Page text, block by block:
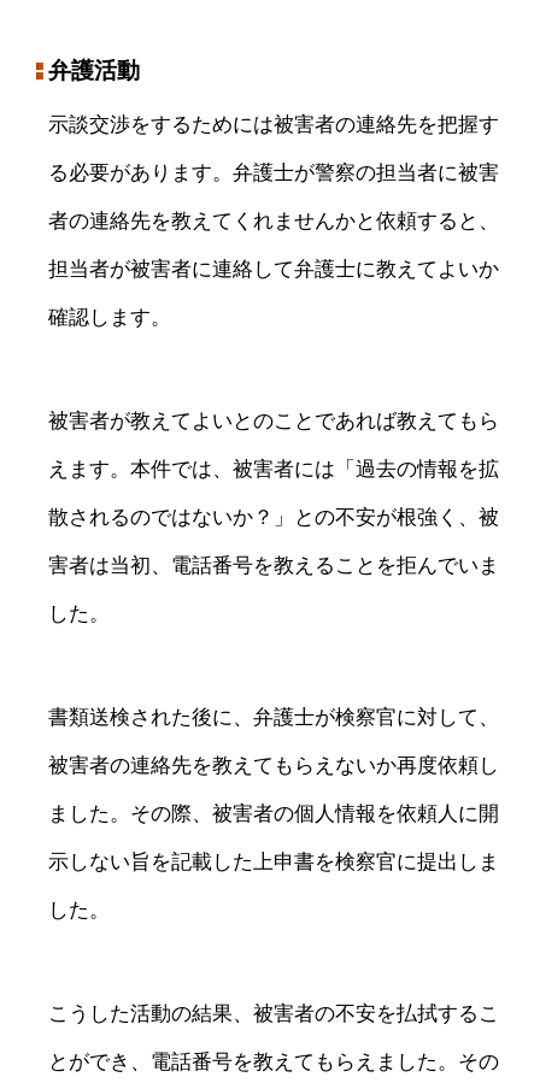
弁護活動
示談交渉をするためには被害者の連絡先を把握す
る必要があります。弁護士が警察の担当者に被害
者の連絡先を教えてくれませんかと依頼すると、
担当者が被害者に連絡して弁護士に教えてよいか
確認します。
被害者が教えてよいとのことであれば教えてもら
えます。本件では、被害者には「過去の情報を拡
散されるのではないか？」との不安が根強く、被
害者は当初、電話番号を教えることを拒んでいま
した。
書類送検された後に、弁護士が検察官に対して、
被害者の連絡先を教えてもらえないか再度依頼し
ました。その際、被害者の個人情報を依頼人に開
示しない旨を記載した上申書を検察官に提出しま
した。
こうした活動の結果、被害者の不安を払拭するこ
とができ、電話番号を教えてもらえました。その